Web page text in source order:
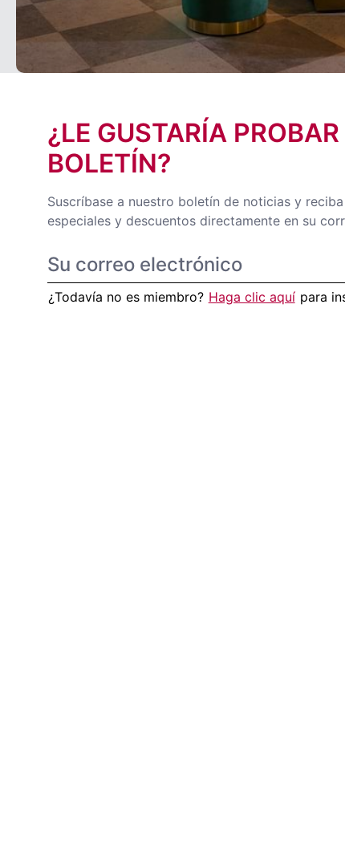
¿LE GUSTARÍA PROBAR
BOLETÍN?
Suscríbase a nuestro boletín de noticias y
especiales y descuentos directamente en su
¿Todavía no es miembro? Haga clic aquí para